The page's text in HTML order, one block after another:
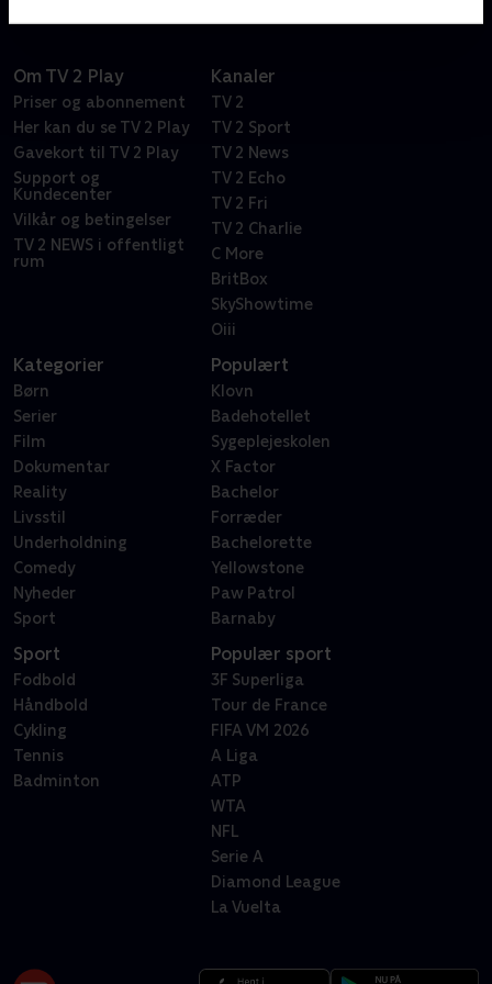
kommer rundt i hele landet.
Om TV 2 Play
Priser og abonnement
Her kan du se TV 2 Play
Gavekort til TV 2 Play
Support og
Kundecenter
Vilkår og betingelser
TV 2 NEWS i offentligt
rum
Kanaler
TV 2
TV 2 Sport
TV 2 News
TV 2 Echo
TV 2 Fri
TV 2 Charlie
C More
BritBox
SkyShowtime
Oiii
Kategorier
Børn
Serier
Film
Dokumentar
Reality
Livsstil
Underholdning
Comedy
Nyheder
Sport
Populært
Klovn
Badehotellet
Sygeplejeskolen
X Factor
Bachelor
Forræder
Bachelorette
Yellowstone
Paw Patrol
Barnaby
Sport
Fodbold
Håndbold
Cykling
Tennis
Badminton
Populær sport
3F Superliga
Tour de France
FIFA VM 2026
A Liga
ATP
WTA
NFL
Serie A
Diamond League
La Vuelta